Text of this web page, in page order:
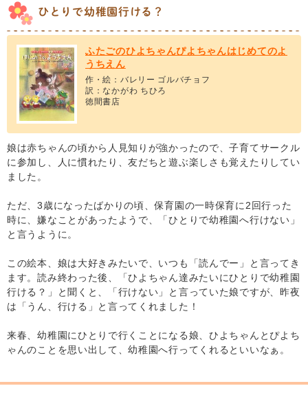
ひとりで幼稚園行ける？
ふたごのひよちゃんぴよちゃんはじめてのよ
うちえん
作・絵：バレリー ゴルバチョフ
訳：なかがわ ちひろ
徳間書店
娘は赤ちゃんの頃から人見知りが強かったので、子育てサークル
に参加し、人に慣れたり、友だちと遊ぶ楽しさも覚えたりしてい
ました。
ただ、3歳になったばかりの頃、保育園の一時保育に2回行った
時に、嫌なことがあったようで、「ひとりで幼稚園へ行けない」
と言うように。
この絵本、娘は大好きみたいで、いつも「読んでー」と言ってき
ます。読み終わった後、「ひよちゃん達みたいにひとりで幼稚園
行ける？」と聞くと、「行けない」と言っていた娘ですが、昨夜
は「うん、行ける」と言ってくれました！
来春、幼稚園にひとりで行くことになる娘、ひよちゃんとぴよち
ゃんのことを思い出して、幼稚園へ行ってくれるといいなぁ。